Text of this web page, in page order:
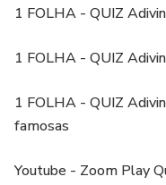
1 FOLHA - QUIZ
1 FOLHA - QUIZ
1 FOLHA - QUIZ
famosas
Youtube - Zoom Play